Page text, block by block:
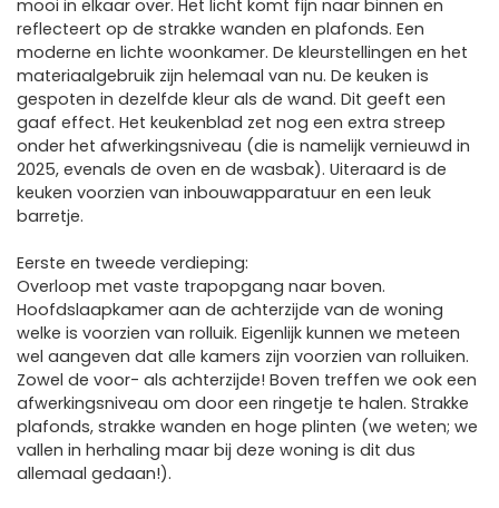
mooi in elkaar over. Het licht komt fijn naar binnen en
reflecteert op de strakke wanden en plafonds. Een
moderne en lichte woonkamer. De kleurstellingen en het
materiaalgebruik zijn helemaal van nu. De keuken is
gespoten in dezelfde kleur als de wand. Dit geeft een
gaaf effect. Het keukenblad zet nog een extra streep
onder het afwerkingsniveau (die is namelijk vernieuwd in
2025, evenals de oven en de wasbak). Uiteraard is de
keuken voorzien van inbouwapparatuur en een leuk
barretje.
Eerste en tweede verdieping:
Overloop met vaste trapopgang naar boven.
Hoofdslaapkamer aan de achterzijde van de woning
welke is voorzien van rolluik. Eigenlijk kunnen we meteen
wel aangeven dat alle kamers zijn voorzien van rolluiken.
Zowel de voor- als achterzijde! Boven treffen we ook een
afwerkingsniveau om door een ringetje te halen. Strakke
plafonds, strakke wanden en hoge plinten (we weten; we
vallen in herhaling maar bij deze woning is dit dus
allemaal gedaan!).